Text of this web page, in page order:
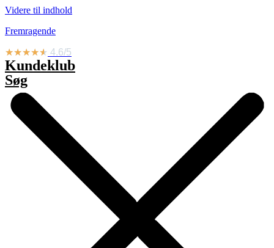
Videre til indhold
Fremragende
★★★★★ 4.6/5
Kundeklub
Søg